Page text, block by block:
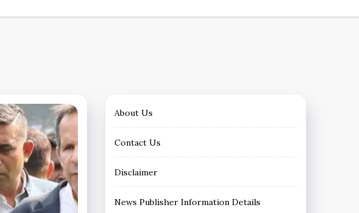
About Us
Contact Us
Disclaimer
News Publisher Information Details